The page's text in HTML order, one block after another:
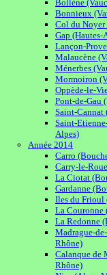
Bollène
Bonnieux
Col du Noyer
Gap (Hautes-
Lançon-
Malaucène
Ménerbes
Mormoiron
Oppède-le-
Pont-de-Gau
Saint-Cannat
Saint-
Alpes)
Année 2014
Carro
Carry-le-
La Ciotat
Gardanne
Iles du Frioul
La Couronne
La Redonne
Madrague-
Rhône)
Calanque de
Rhône)